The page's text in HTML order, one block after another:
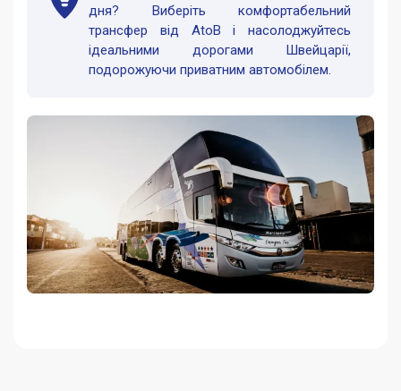
дня? Виберіть комфортабельний
трансфер від AtoB і насолоджуйтесь
ідеальними дорогами Швейцарії,
подорожуючи приватним автомобілем.